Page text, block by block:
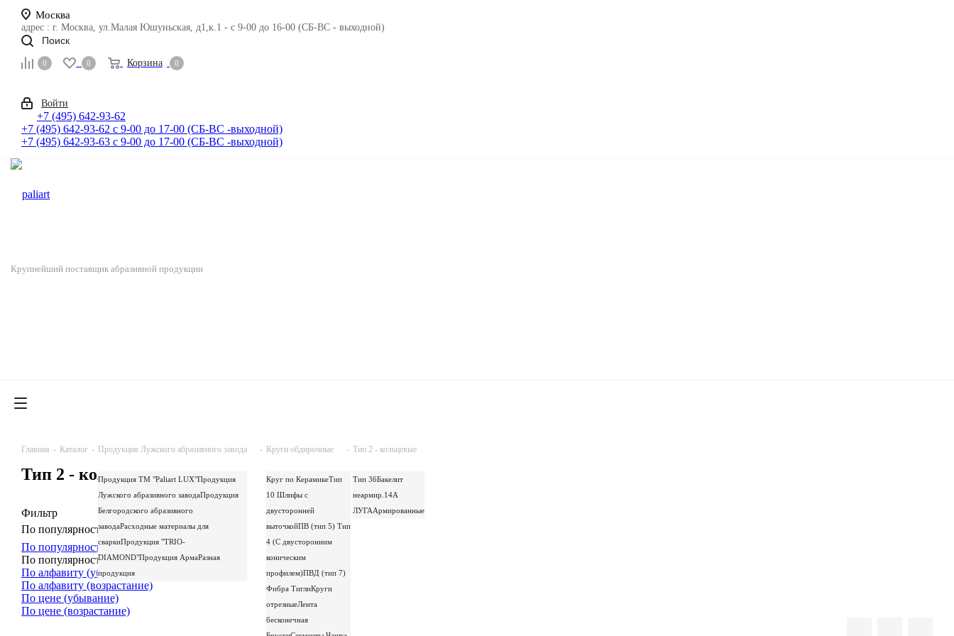
Москва
адрес : г. Москва, ул.Малая Юшуньская, д1,к.1 - c 9-00 до 16-00 (СБ-ВС - выходной)
Поиск
0 0 Корзина 0
Войти
+7 (495) 642-93-62
+7 (495) 642-93-62 c 9-00 до 17-00 (СБ-ВС -выходной)
+7 (495) 642-93-63 c 9-00 до 17-00 (СБ-ВС -выходной)
Крупнейший поставщик абразивной продукции
0 0
Главная - Каталог - Продукция Лужского абразивного завода
Продукция ТМ "Paliart LUX"Продукция
Лужского абразивного заводаПродукция
Белгородского абразивного
заводаРасходные материалы для
сваркиПродукция "TRIO-
DIAMOND"Продукция АрмаРазная
продукция
- Круги обдирочные
Круг по КерамикеТип
10 Шлифы с
двусторонней
выточкойПВ (тип 5) Тип
4 (С двусторонним
коническим
профилем)ПВД (тип 7)
Фибра ТиглиКруги
отрезныеЛента
бесконечная
- Тип 2 - кольцевые
Тип 36Бакелит
неармир.14А
ЛУГААрмированные
Тип 2 - кольцевые
Фильтр
По популярности (возрастание)
По популярности (убывание)
По популярности (возрастание)
По алфавиту (убывание)
По алфавиту (возрастание)
По цене (убывание)
По цене (возрастание)